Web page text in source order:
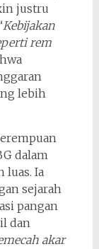
justru
Kebijakan
rem
lebih
dalam
luas. Ia
sejarah
pangan
dan
akar